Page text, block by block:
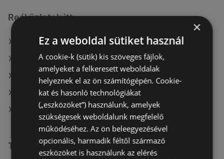
Reál üzletek itt:
Reál itt: Szentlőrinci
Reál itt: Enyingi
Reál itt: Móri
Reál itt: Aszódi
Reál itt: Encsi
További linkek
×
Ez a weboldal sütiket használ
A cookie-k (sütik) kis szöveges fájlok,
amelyeket a felkeresett weboldalak
helyeznek el az ön számítógépén. Cookie-
kat és hasonló technológiákat
(„eszközöket”) használunk, amelyek
szükségesek weboldalunk megfelelő
működéséhez. Az ön beleegyezésével
opcionális, harmadik féltől származó
eszközöket is használunk az elérés